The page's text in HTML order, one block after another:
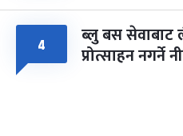
४ ब्लु बस
प्रोत्साहन नगर्ने